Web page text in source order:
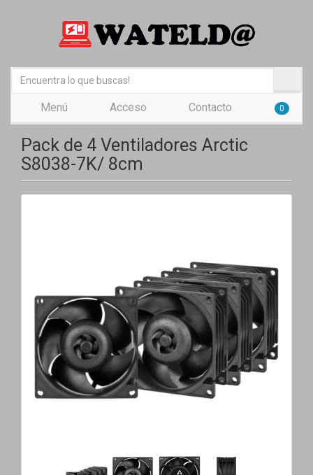
Menú Acceso Contacto 0
Pack de 4 Ventiladores Arctic
S8038-7K/ 8cm